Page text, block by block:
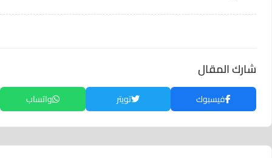
شارك المقال
فيسبوك تويتر واتساب